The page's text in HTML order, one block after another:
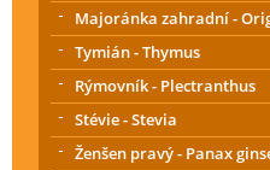
Majoránka zahradní -
Tymián - Thymus
Rýmovník - Plectranthus
Stévie - Stevia
Ženšen pravý - Panax